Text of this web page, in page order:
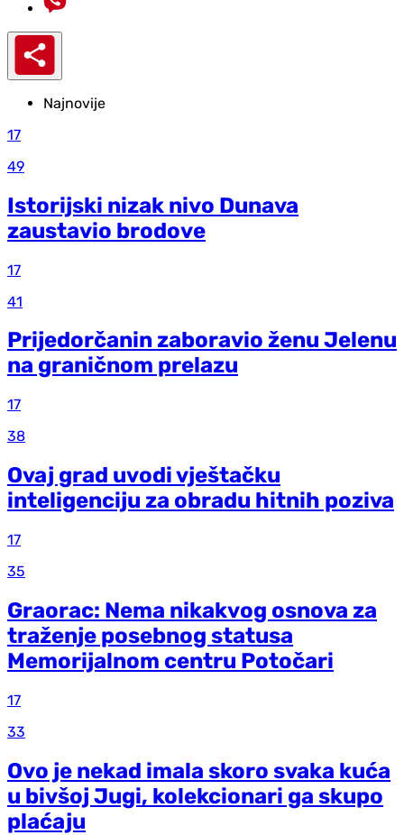
Najnovije
17
49
Istorijski nizak nivo Dunava
zaustavio brodove
17
41
Prijedorčanin zaboravio ženu Jelenu
na graničnom prelazu
17
38
Ovaj grad uvodi vještačku
inteligenciju za obradu hitnih poziva
17
35
Graorac: Nema nikakvog osnova za
traženje posebnog statusa
Memorijalnom centru Potočari
17
33
Ovo je nekad imala skoro svaka kuća
u bivšoj Jugi, kolekcionari ga skupo
plaćaju